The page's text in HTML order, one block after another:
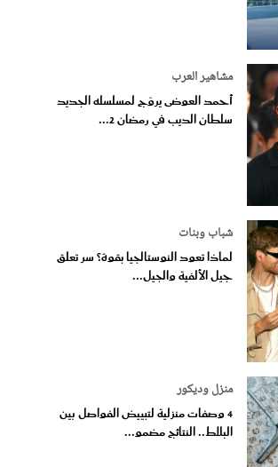
مشاهير العرب
أحمد العوضى يروّج لمسلسله الجديد
سلطان الديب في رمضان 2...
شباب وبنات
لماذا تعود النوستالجيا بقوة؟ سر تعلق
جيل الألفية والجيل...
منزل وديكور
4 وصفات منزلية لتبييض الفواصل بين
البلاط.. النتائج مضمو...